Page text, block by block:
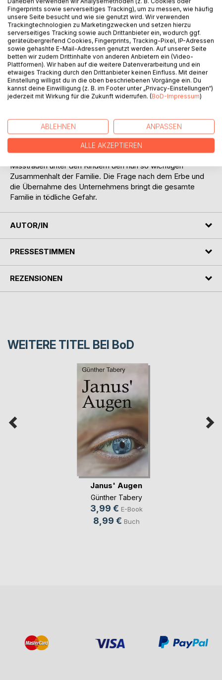
BESCHREIBUNG
Als plötzlich und unerwartet der erfolgreiche
Geschäftsmann Maximilian Röhninger stirbt, gerät seine
Drogeriemarktkette, in existentielle Not. Der
Konkurrenzdruck in der Branche ist groß und wertvolle
Geschäftsgeheimnisse kommen abhanden. Zudem
vergiftet die vorherrschende Feindseligkeit und das
Misstrauen unter den Kindern den nun so wichtigen
Zusammenhalt der Familie. Die Frage nach dem Erbe und
die Übernahme des Unternehmens bringt die gesamte
Familie in tödliche Gefahr.
AUTOR/IN
PRESSESTIMMEN
REZENSIONEN
WEITERE TITEL BEI BoD
Janus' Augen
Günther Tabery
3,99 € E-Book
8,99 € Buch
Fingerprints sowie serverseitiges Tracking), um zu messen, wie häufig
unsere Seite besucht und wie sie genutzt wird. Wir verwenden
Trackingtechnologien zu Marketingzwecken und setzen hierzu
serverseitiges Tracking sowie auch Drittanbieter ein, wodurch ggf.
geräteübergreifend Cookies, Fingerprints, Tracking-Pixel, IP-Adressen
sowie gehashte E-Mail-Adressen genutzt werden. Auf unserer Seite
betten wir zudem Drittinhalte von anderen Anbietern ein (Video-
Plattformen). Wir haben auf die weitere Datenverarbeitung und ein
etwaiges Tracking durch den Drittanbieter keinen Einfluss. Mit deiner
Einstellung willigst du in die oben beschriebenen Vorgänge ein. Du
kannst deine Einwilligung (z. B. im Footer unter „Privacy-Einstellungen“)
jederzeit mit Wirkung für die Zukunft widerrufen. (BoD-Impressum)
ABLEHNEN ANPASSEN
ALLE AKZEPTIEREN